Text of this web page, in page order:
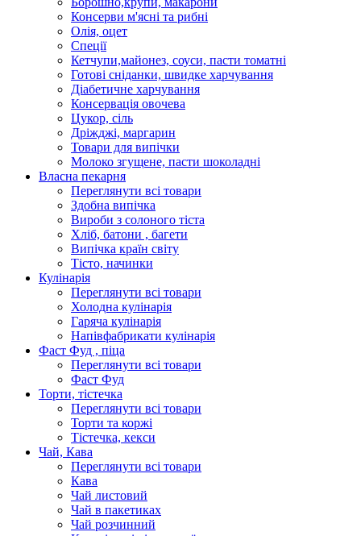
Консерви м'ясні та рибні
Олія, оцет
Спеції
Кетчупи,майонез, соуси, пасти томатні
Готові сніданки, швидке харчування
Діабетичне харчування
Консервація овочева
Цукор, сіль
Дріжджі, маргарин
Товари для випічки
Молоко згущене, пасти шоколадні
Власна пекарня
Переглянути всі товари
Здобна випічка
Вироби з солоного тіста
Хліб, батони , багети
Випічка країн світу
Тісто, начинки
Кулінарія
Переглянути всі товари
Холодна кулінарія
Гаряча кулінарія
Напівфабрикати кулінарія
Фаст Фуд , піца
Переглянути всі товари
Фаст Фуд
Торти, тістечка
Переглянути всі товари
Торти та коржі
Тістечка, кекси
Чай, Кава
Переглянути всі товари
Кава
Чай листовий
Чай в пакетиках
Чай розчинний